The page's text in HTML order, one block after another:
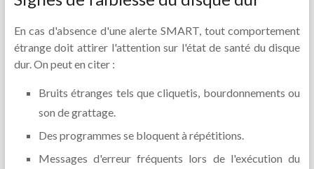
En cas d'absence d'une alerte SMART, tout comportement
étrange doit attirer l'attention sur l'état de santé du disque
dur. On peut en citer :
Bruits étranges tels que cliquetis, bourdonnements ou
son de grattage.
Des programmes se bloquent à répétitions.
Messages d'erreur fréquents lors de l'exécution du